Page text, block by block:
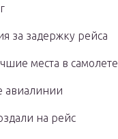
за задержку рейса
места в самолете
авиалинии
на рейс